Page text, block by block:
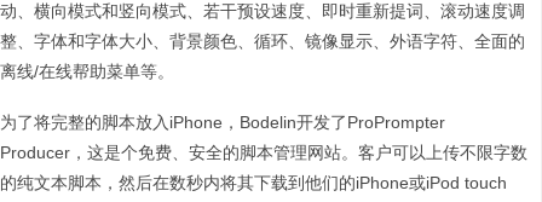
动、横向模式和竖向模式、若干预设速度、即时重新提词、滚动速度调
整、字体和字体大小、背景颜色、循环、镜像显示、外语字符、全面的
离线/在线帮助菜单等。
为了将完整的脚本放入iPhone，Bodelin开发了ProPrompter
Producer，这是个免费、安全的脚本管理网站。客户可以上传不限字数
的纯文本脚本，然后在数秒内将其下载到他们的iPhone或iPod touch